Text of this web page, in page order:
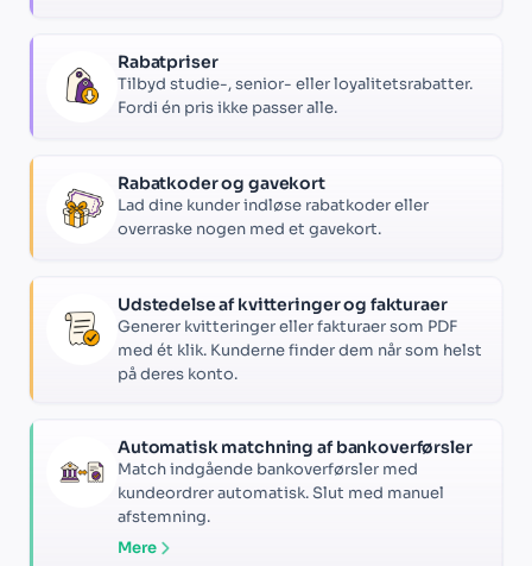
Rabatpriser
Tilbyd studie-, senior- eller loyalitetsrabatter.
Fordi én pris ikke passer alle.
Rabatkoder og gavekort
Lad dine kunder indløse rabatkoder eller
overraske nogen med et gavekort.
Udstedelse af kvitteringer og fakturaer
Generer kvitteringer eller fakturaer som PDF
med ét klik. Kunderne finder dem når som helst
på deres konto.
Automatisk matchning af bankoverførsler
Match indgående bankoverførsler med
kundeordrer automatisk. Slut med manuel
afstemning.
Mere